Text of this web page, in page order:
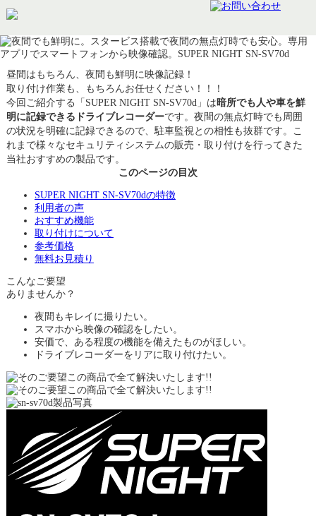
昼間はもちろん、夜間も鮮明に映像記録！
取り付け作業も、もちろんお任せください！！！
今回ご紹介する「SUPER NIGHT SN-SV70d」は暗所でも人や車を鮮
明に記録できるドライブレコーダーです。夜間の無点灯時でも周囲
の状況を明確に記録できるので、駐車監視との相性も抜群です。こ
れまで様々なセキュリティシステムの販売・取り付けを行ってきた
当社おすすめの製品です。
このページの目次
SUPER NIGHT SN-SV70dの特徴
利用者の声
おすすめ機能
取り付けについて
参考価格
無料お見積り
こんなご要望
ありませんか？
夜間もキレイに撮りたい。
スマホから映像の確認をしたい。
安価で、ある程度の機能を備えたものがほしい。
ドライブレコーダーをリアに取り付けたい。